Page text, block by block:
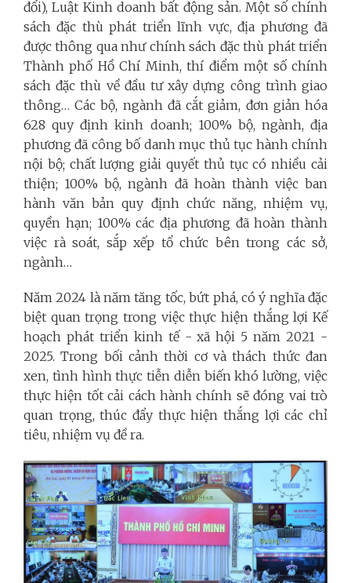
đổi), Luật Kinh doanh bất động sản. Một số chính
sách đặc thù phát triển lĩnh vực, địa phương đã
được thông qua như chính sách đặc thù phát triển
Thành phố Hồ Chí Minh, thí điểm một số chính
sách đặc thù về đầu tư xây dựng công trình giao
thông… Các bộ, ngành đã cắt giảm, đơn giản hóa
628 quy định kinh doanh; 100% bộ, ngành, địa
phương đã công bố danh mục thủ tục hành chính
nội bộ; chất lượng giải quyết thủ tục có nhiều cải
thiện; 100% bộ, ngành đã hoàn thành việc ban
hành văn bản quy định chức năng, nhiệm vụ,
quyền hạn; 100% các địa phương đã hoàn thành
việc rà soát, sắp xếp tổ chức bên trong các sở,
ngành…
Năm 2024 là năm tăng tốc, bứt phá, có ý nghĩa đặc
biệt quan trọng trong việc thực hiện thắng lợi Kế
hoạch phát triển kinh tế - xã hội 5 năm 2021 -
2025. Trong bối cảnh thời cơ và thách thức đan
xen, tình hình thực tiễn diễn biến khó lường, việc
thực hiện tốt cải cách hành chính sẽ đóng vai trò
quan trọng, thúc đẩy thực hiện thắng lợi các chỉ
tiêu, nhiệm vụ đề ra.